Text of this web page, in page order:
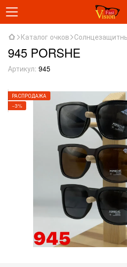
Каталог очков
945 PORSHE
Артикул: 945
РАСПРОДАЖА
−3%